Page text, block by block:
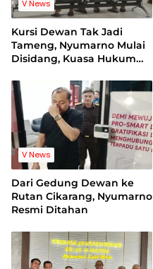
V News
Kursi Dewan Tak Jadi
Tameng, Nyumarno Mulai
Disidang, Kuasa Hukum
Hukum Bebas Intervensi
V News
Dari Gedung Dewan ke
Rutan Cikarang, Nyumarno
Resmi Ditahan